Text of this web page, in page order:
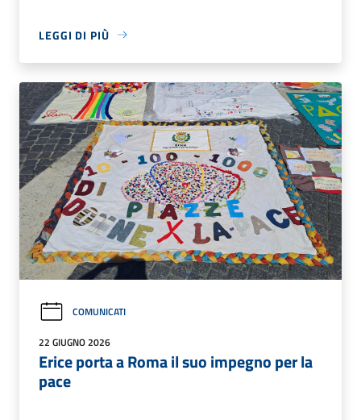
LEGGI DI PIÙ
COMUNICATI
22 GIUGNO 2026
Erice porta a Roma il suo impegno per la
pace